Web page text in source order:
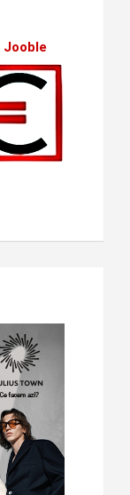
Jooble